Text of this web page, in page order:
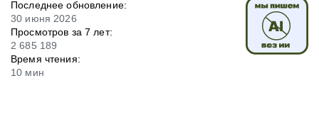
Последнее обновление:
30 июня 2026
Просмотров за 7 лет:
2 685 189
Время чтения:
10 мин